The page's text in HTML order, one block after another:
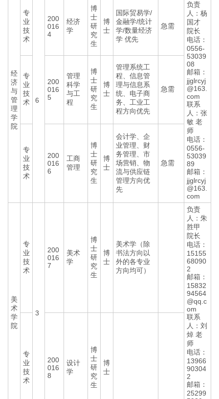
经
济
与
管
理
学
院
专
业
技
术
6
200
016
4
经济
学
博
士
研
究
生
博
士
国际贸易学/
金融学/统计
学/数量经济
学 优先
急需
负责
人：杨
国才
院长
电话：
0556-
53039
08
邮箱：
jjglrcyj
@163.
com
联系
人：张
敏 老
师
电话：
0556-
53039
89
邮箱：
jjglrcyj
@163.
com
专
业
技
术
200
016
5
管理
科学
与工
程
博
士
研
究
生
博
士
管理系统工
程、信息管
理与信息系
统、电子商
务、工业工
程方向优先
急需
专
业
技
术
200
016
6
工商
管理
博
士
研
究
生
博
士
会计学、企
业管理、财
务管理、市
场营销、物
流与供应链
管理方向优
先
急需
美
术
学
院
专
业
技
术
3
200
016
7
美术
学
博
士
研
究
生
博
士
美术学（除
书法方向以
外的各专业
方向均可）
负责
人：朱
胜甲
院长
电话：
15155
68090
2
邮箱：
15832
94564
@qq.c
om
联系
人：刘
焯 老
师
电话：
13966
90304
2
邮箱：
25299
专
业
技
术
200
016
8
设计
学
博
士
研
究
生
博
士